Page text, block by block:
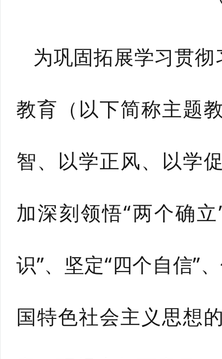
为巩固拓展学习贯
教育（以下简称主题
智、以学正风、以学
加深刻领悟“两个确
识”、坚定“四个自信”
国特色社会主义思想